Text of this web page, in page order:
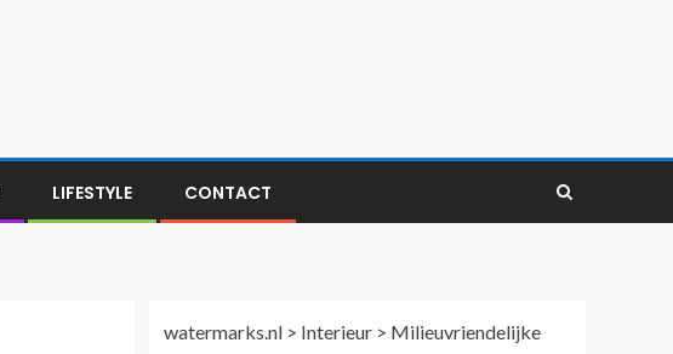
LIFESTYLE CONTACT
watermarks.nl > Interieur > Milieuvriendelijke